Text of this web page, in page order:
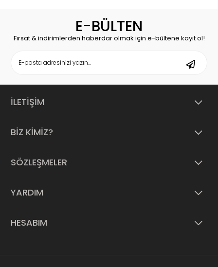
E-BÜLTEN
Fırsat & indirimlerden haberdar olmak için e-bültene kayıt ol!
İLETİŞİM
BİZ KİMİZ?
SÖZLEŞMELER
YARDIM
HESABIM